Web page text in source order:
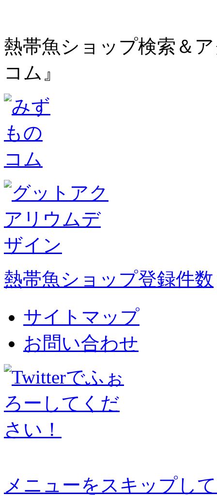
熱帯魚ショップ検索＆
コム』
熱帯魚ショップ登録件数
サイトマップ
お問い合わせ
メニューをスキップし